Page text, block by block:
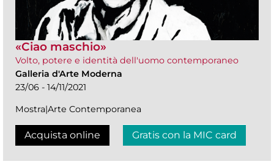
«Ciao maschio»
Volto, potere e identità dell'uomo contemporaneo
Galleria d'Arte Moderna
23/06 - 14/11/2021
Mostra|Arte Contemporanea
Acquista online Gratis con la MIC card